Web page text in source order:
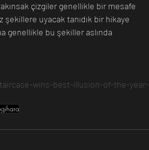
çizgiler genellikle bir mesafe
uyacak tanıdık bir hikaye
genellikle bu şekiller aslında
wins-best-illusion-of-the-year-